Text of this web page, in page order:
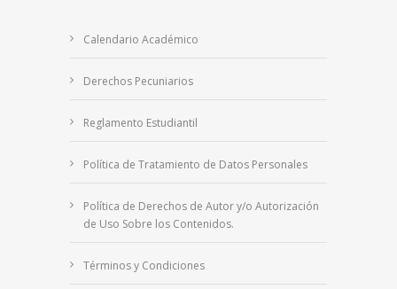
Calendario Académico
Derechos Pecuniarios
Reglamento Estudiantil
Política de Tratamiento de Datos Personales
Política de Derechos de Autor y/o Autorización
de Uso Sobre los Contenidos.
Términos y Condiciones